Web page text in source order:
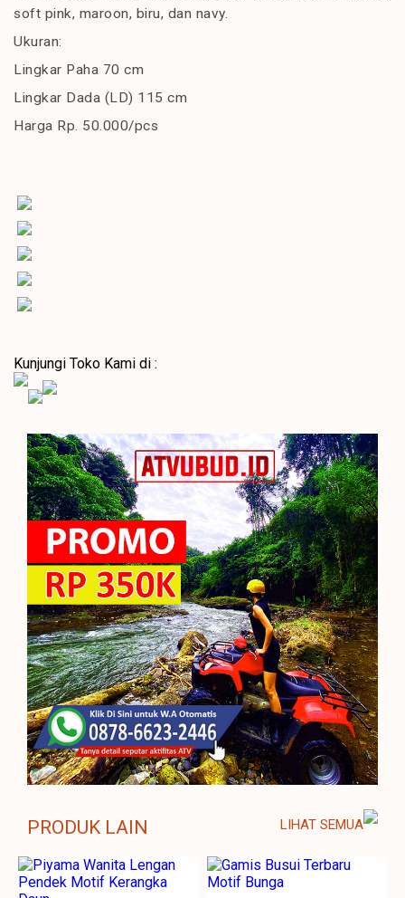
soft pink, maroon, biru, dan navy.
Ukuran:
Lingkar Paha 70 cm
Lingkar Dada (LD) 115 cm
Harga Rp. 50.000/pcs
Kunjungi Toko Kami di :
PRODUK LAIN LIHAT SEMUA